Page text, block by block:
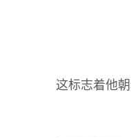
这标志着他